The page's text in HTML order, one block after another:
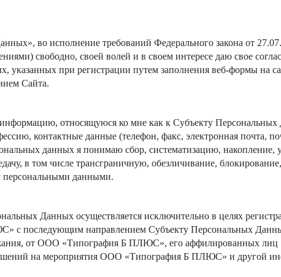
во исполнение требований Федерального закона от
свободно, своей волей и в своем интересе даю свое
указанных при регистрации путем заполнения веб-формы на
Сайта.
относящуюся ко мне как к Субъекту Персональных
контактные данные (телефон, факс, электронная почта,
данных я понимаю сбор, систематизацию, накопление,
в том числе трансграничную, обезличивание,
персональными данными.
Данных осуществляется исключительно в целях
» с последующим направлением Субъекту Персональных
от ООО «Типография Б ПЛЮС», его аффилированных
на мероприятия ООО «Типография Б ПЛЮС» и другой